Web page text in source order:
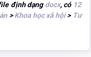
định dạng docx, có 12
>Khoa học xã hội> Tư